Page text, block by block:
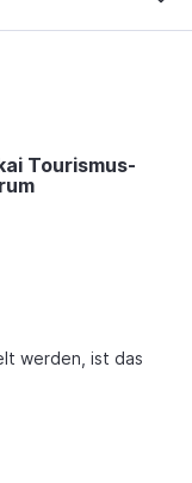
Tourismus-
werden, ist das